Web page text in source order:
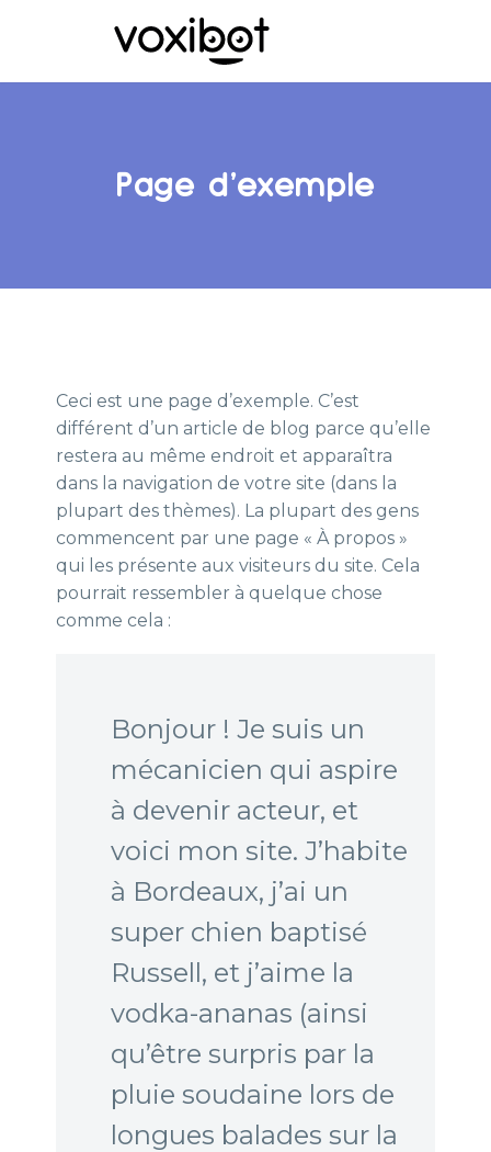
Page d’exemple
Ceci est une page d’exemple. C’est
différent d’un article de blog parce qu’elle
restera au même endroit et apparaîtra
dans la navigation de votre site (dans la
plupart des thèmes). La plupart des gens
commencent par une page « À propos »
qui les présente aux visiteurs du site. Cela
pourrait ressembler à quelque chose
comme cela :
Bonjour ! Je suis un
mécanicien qui aspire
à devenir acteur, et
voici mon site. J’habite
à Bordeaux, j’ai un
super chien baptisé
Russell, et j’aime la
vodka-ananas (ainsi
qu’être surpris par la
pluie soudaine lors de
longues balades sur la